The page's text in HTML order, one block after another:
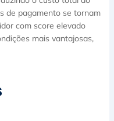
de pagamento se tornam
com score elevado
mais vantajosas,